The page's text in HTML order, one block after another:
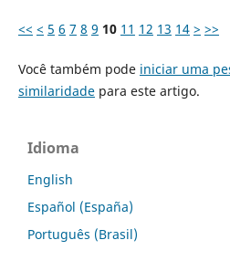
<< < 5 6 7 8 9 10 11 12 13 14 > >>
Você também pode iniciar uma
similaridadepara este artigo.
Idioma
English
Español (España)
Português (Brasil)